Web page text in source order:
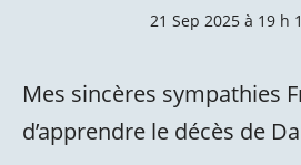
21 Sep 2025 à 19 h
Mes sincères sympathies
d’apprendre le décès de